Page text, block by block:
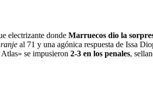
electrizante donde Marruecos dio la
al 71 y una agónica respuesta de Issa
se impusieron 2-3 en los penales,